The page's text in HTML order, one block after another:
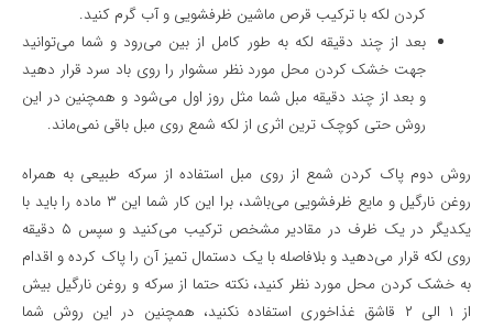
کردن لکه با ترکیب قرص ماشین ظرفشویی و آب گرم کنید‌.
بعد از چند دقیقه لکه به طور کامل از بین می‌رود و شما می‌توانید
جهت خشک کردن محل مورد نظر سشوار را روی باد سرد قرار دهید
و بعد از چند دقیقه مبل شما مثل روز اول می‌شود و همچنین در این
روش حتی کوچک ترین اثری از لکه شمع روی مبل باقی نمی‌ماند.
روش دومپاک كردن شمع از روی مبل استفاده از سرکه طبیعی به همراه
روغن نارگیل و مایع ظرفشویی می‌باشد، برا این کار شما این ۳ ماده را باید با
یکدیگر در یک ظرف در مقادیر مشخص ترکیب می‌کنید و سپس ۵ دقیقه
روی لکه قرار می‌دهید و بلافاصله با یک دستمال تمیز آن را پاک کرده و اقدام
به خشک کردن محل مورد نظر کنید، نکته حتما از سرکه و روغن نارگیل بیش
از ۱ الی ۲ قاشق غذاخوری استفاده نکنید، همچنین در این روش شما